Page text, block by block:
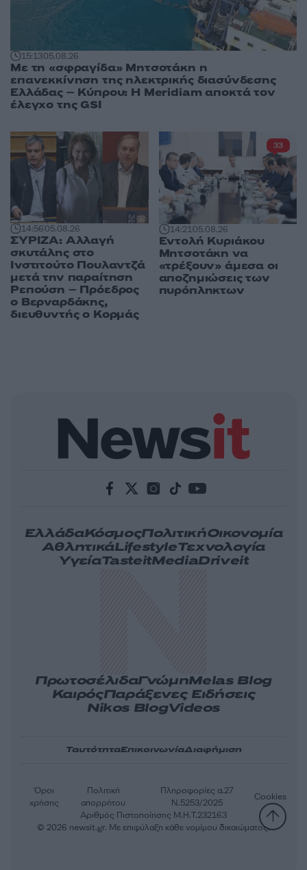
15:1305.08.26
Με τη «σφραγίδα» Μητσοτάκη η
επανεκκίνηση της ηλεκτρικής διασύνδεσης
Ελλάδας – Κύπρου: Η Meridiam αποκτά τον
έλεγχο της GSI
14:5605.08.26
ΣΥΡΙΖΑ: Αλλαγή
σκυτάλης στο
Ινστιτούτο Πουλαντζά
μετά την παραίτηση
Ρεπούση – Πρόεδρος
ο Βερναρδάκης,
διευθυντής ο Κορμάς
14:2105.08.26
Εντολή Κυριάκου
Μητσοτάκη να
«τρέξουν» άμεσα οι
αποζημιώσεις των
πυρόπληκτων
33
ΕλλάδαΚόσμοςΠολιτικήΟικονομία
ΑθλητικάLifestyleΤεχνολογία
ΥγείαTasteitMediaDriveit
ΠρωτοσέλιδαΓνώμηMelas Blog
ΚαιρόςΠαράξενες Ειδήσεις
Nikos BlogVideos
ΤαυτότηταΕπικοινωνίαΔιαφήμιση
Αριθμός Πιστοποίησης Μ.Η.Τ.232163
Όροι
χρήσης
Πολιτική
απορρήτου
Πληροφορίες α.27
Ν.5253/2025
Cookies
© 2026 newsit.gr. Με επιφύλαξη κάθε νομίμου δικαιώματος.